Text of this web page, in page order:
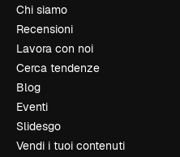
Chi siamo
Recensioni
Lavora con noi
Cerca tendenze
Blog
Eventi
Slidesgo
Vendi i tuoi contenuti